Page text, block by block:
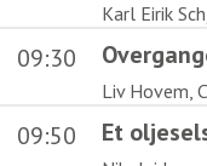
Karl Eirik
09:30
Liv Hovem,
09:50 Et